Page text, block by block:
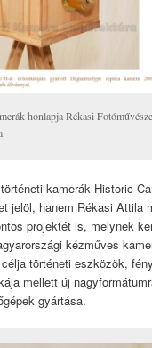
honlapja Rékasi
kamerák Historic
jelöl, hanem Rékasi Attila
projektét is, melynek
kézműves
történeti eszközök,
mellett új
gyártása.